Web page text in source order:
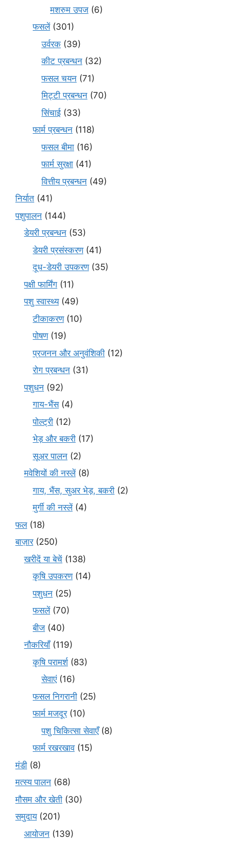
मशरुम उपज (6)
फसलें(301)
उर्वरक (39)
कीट प्रबन्धन (32)
फसल चयन (71)
मि‌ट्टी प्रबन्धन (70)
सिंचाई (33)
फार्म प्रबन्धन (118)
फसल बीमा (16)
फार्म सुरक्षा (41)
वित्तीय प्रबन्धन (49)
निर्यात (41)
पशुपालन (144)
डेयरी प्रबन्धन (53)
डेयरी प्रसंस्करण(41)
दूध-डेयरी उपकरण(35)
पक्षी फार्मिंग (11)
पशु स्वास्थ्य(49)
टीकाकरण(10)
पोषण(19)
प्रजनन और अनुवंशिकी (12)
रोग प्रबन्धन (31)
पशुधन (92)
गाय-भैंस(4)
पोल्ट्री (12)
भेड़ और बकरी (17)
सूअर पालन (2)
मवेशियों की नस्लें(8)
गाय, भैंस, सुअर भेड़, बकरी (2)
मुर्गी की नस्लें(4)
फल(18)
बाज़ार(250)
खरीदें या बेचें (138)
कृषि उपकरण(14)
पशुधन (25)
फसलें(70)
बीज (40)
नौकरियाँ(119)
कृषि परामर्श(83)
सेवाएं(16)
फसल निगरानी (25)
फार्म मजदूर(10)
पशु चिकित्सा सेवाएँ(8)
फार्म रखरखाव(15)
मंडी (8)
मत्स्य पालन (68)
मौसम और खेती (30)
समुदाय(201)
आयोजन (139)